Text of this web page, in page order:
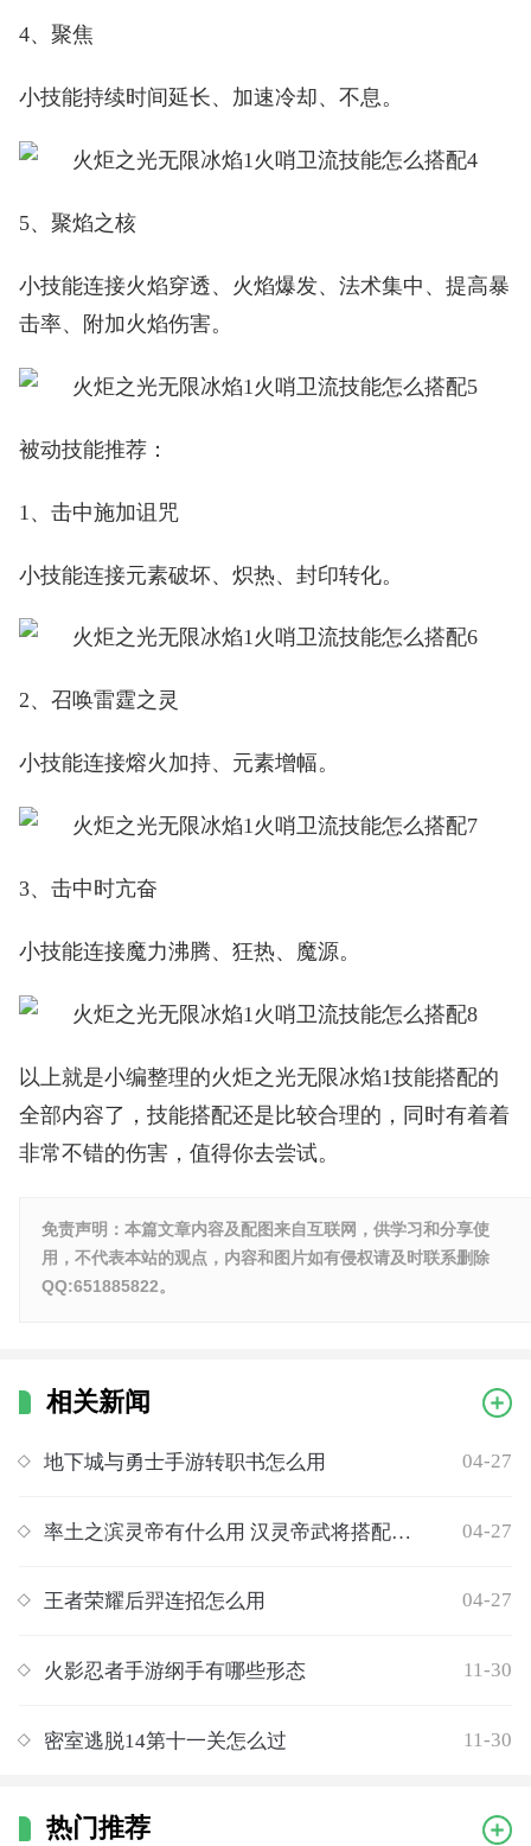
4、聚焦
小技能持续时间延长、加速冷却、不息。
5、聚焰之核
小技能连接火焰穿透、火焰爆发、法术集中、提高暴
击率、附加火焰伤害。
被动技能推荐：
1、击中施加诅咒
小技能连接元素破坏、炽热、封印转化。
2、召唤雷霆之灵
小技能连接熔火加持、元素增幅。
3、击中时亢奋
小技能连接魔力沸腾、狂热、魔源。
以上就是小编整理的火炬之光无限冰焰1技能搭配的
全部内容了，技能搭配还是比较合理的，同时有着着
非常不错的伤害，值得你去尝试。
免责声明：本篇文章内容及配图来自互联网，供学习和分享使
用，不代表本站的观点，内容和图片如有侵权请及时联系删除
QQ:651885822。
相关新闻
地下城与勇士手游转职书怎么用 04-27
率土之滨灵帝有什么用 汉灵帝武将搭配推荐 04-27
王者荣耀后羿连招怎么用 04-27
火影忍者手游纲手有哪些形态 11-30
密室逃脱14第十一关怎么过 11-30
热门推荐